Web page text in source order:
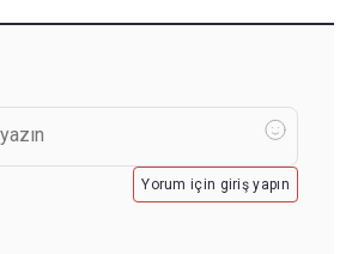
Yorum için giriş yapın